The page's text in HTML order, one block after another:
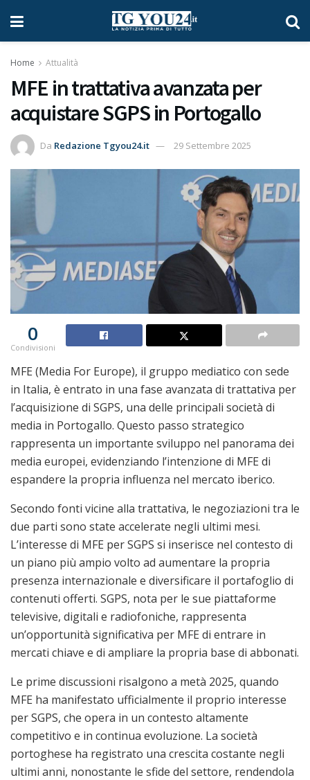
Home Attualità
MFE in trattativa avanzata per
acquistare SGPS in Portogallo
Da Redazione Tgyou24.it 29 Settembre 2025
0
Condivisioni
MFE (Media For Europe), il gruppo mediatico con sede
in Italia, è entrato in una fase avanzata di trattativa per
l’acquisizione di SGPS, una delle principali società di
media in Portogallo. Questo passo strategico
rappresenta un importante sviluppo nel panorama dei
media europei, evidenziando l’intenzione di MFE di
espandere la propria influenza nel mercato iberico.
Secondo fonti vicine alla trattativa, le negoziazioni tra le
due parti sono state accelerate negli ultimi mesi.
L’interesse di MFE per SGPS si inserisce nel contesto di
un piano più ampio volto ad aumentare la propria
presenza internazionale e diversificare il portafoglio di
contenuti offerti. SGPS, nota per le sue piattaforme
televisive, digitali e radiofoniche, rappresenta
un’opportunità significativa per MFE di entrare in
mercati chiave e di ampliare la propria base di abbonati.
Le prime discussioni risalgono a metà 2025, quando
MFE ha manifestato ufficialmente il proprio interesse
per SGPS, che opera in un contesto altamente
competitivo e in continua evoluzione. La società
portoghese ha registrato una crescita costante negli
ultimi anni, nonostante le sfide del settore, rendendola